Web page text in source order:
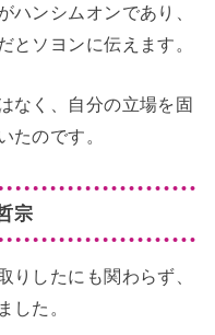
ハンシムオンであり、
とソヨンに伝えます。
なく、自分の立場を固
たのです。
宗
りしたにも関わらず、
した。